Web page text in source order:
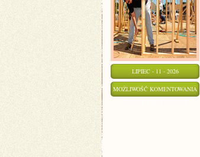
LIPIEC - 11 - 2026
MOŻLIWOŚĆ KOMENTOWANIA